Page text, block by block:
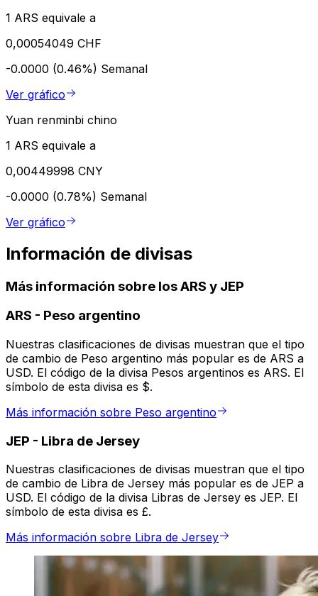
1 ARS equivale a
0,00054049 CHF
-0.0000 (0.46%) Semanal
Ver gráfico
Yuan renminbi chino
1 ARS equivale a
0,00449998 CNY
-0.0000 (0.78%) Semanal
Ver gráfico
Información de divisas
Más información sobre los ARS y JEP
ARS - Peso argentino
Nuestras clasificaciones de divisas muestran que el tipo
de cambio de Peso argentino más popular es de ARS a
USD. El código de la divisa Pesos argentinos es ARS. El
símbolo de esta divisa es $.
Más información sobre Peso argentino
JEP - Libra de Jersey
Nuestras clasificaciones de divisas muestran que el tipo
de cambio de Libra de Jersey más popular es de JEP a
USD. El código de la divisa Libras de Jersey es JEP. El
símbolo de esta divisa es £.
Más información sobre Libra de Jersey